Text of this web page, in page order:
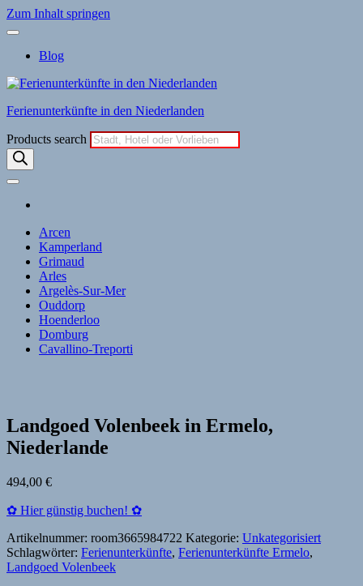
Zum Inhalt springen
Blog
Ferienunterkünfte in den Niederlanden
Products search
Arcen
Kamperland
Grimaud
Arles
Argelès-Sur-Mer
Ouddorp
Hoenderloo
Domburg
Cavallino-Treporti
Landgoed Volenbeek in Ermelo,
Niederlande
494,00 €
✿ Hier günstig buchen! ✿
Artikelnummer: room3665984722 Kategorie: Unkategorisiert
Schlagwörter: Ferienunterkünfte, Ferienunterkünfte Ermelo,
Landgoed Volenbeek